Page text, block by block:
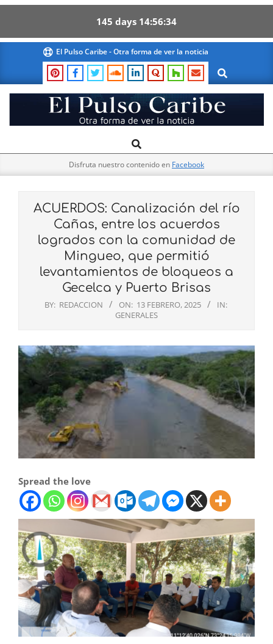
145 days 14 56 33
content
El Pulso Caribe - Otra forma de ver la noticia
Search
El
Pulso
Navigation
Search
Disfruta nuestro contenido en Facebook
ACUERDOS: Canalización del río
Cañas, entre los acuerdos
logrados con la comunidad de
Mingueo, que permitió
levantamientos de bloqueos a
Gecelca y Puerto Brisas
BY: REDACCION ON: 13 FEBRERO, 2025
IN:
GENERALES
Spread the love